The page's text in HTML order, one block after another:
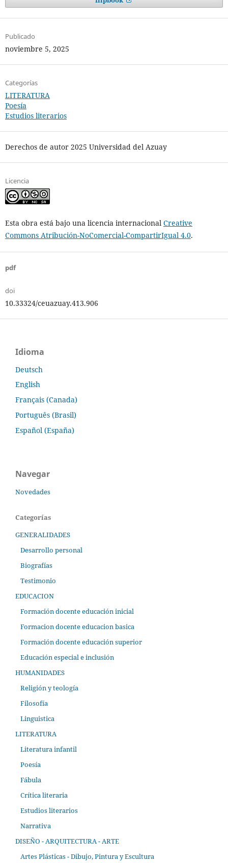
Publicado
noviembre 5, 2025
Categorías
LITERATURA
Poesía
Estudios literarios
Derechos de autor 2025 Universidad del Azuay
Licencia
Esta obra está bajo una licencia internacional Creative
Commons Atribución-NoComercial-CompartirIgual 4.0.
pdf
doi
10.33324/ceuazuay.413.906
Idioma
Deutsch
English
Français (Canada)
Português (Brasil)
Español (España)
Navegar
Novedades
Categorías
GENERALIDADES
Desarrollo personal
Biografías
Testimonio
EDUCACION
Formación docente educación inicial
Formacion docente educacion basica
Formación docente educación superior
Educación especial e inclusión
HUMANIDADES
Religión y teología
Filosofía
Linguistica
LITERATURA
Literatura infantil
Poesía
Fábula
Crítica literaria
Estudios literarios
Narrativa
DISEÑO - ARQUITECTURA - ARTE
Artes Plásticas - Dibujo, Pintura y Escultura